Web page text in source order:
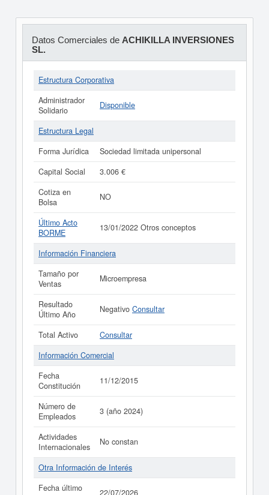
Datos Comerciales de ACHIKILLA INVERSIONES
SL.
Estructura Corporativa
Administrador
Solidario
Disponible
Estructura Legal
Forma Jurídica
Sociedad limitada unipersonal
Capital Social
3.006 €
Cotiza en
Bolsa
NO
Último Acto
BORME
13/01/2022 Otros conceptos
Información Financiera
Tamaño por
Ventas
Microempresa
Resultado
Último Año
Negativo Consultar
Total Activo
Consultar
Información Comercial
Fecha
Constitución
11/12/2015
Número de
Empleados
3 (año 2024)
Actividades
Internacionales
No constan
Otra Información de Interés
Fecha último
22/07/2026